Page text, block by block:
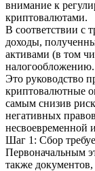
внимание к
криптовалютами.
В соответствии с
доходы,
активами (в том
налогообложению.
Это руководство
криптовалютные
самым снизив
негативных
несвоевременной
Шаг 1: Сбор
Первоначальным
также